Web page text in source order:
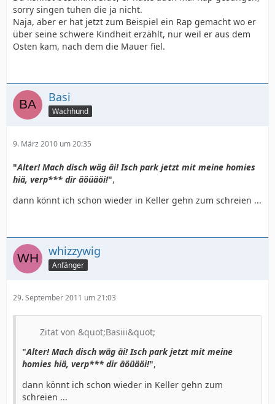
sorry singen tuhen die ja nicht.
Naja, aber er hat jetzt zum Beispiel ein Rap gemacht wo er
über seine schwere Kindheit erzählt, nur weil er aus dem
Osten kam, nach dem die Mauer fiel.
Basi
Wachhund
9. März 2010 um 20:35
"Alter! Mach disch wäg äi! Isch park jetzt mit meine homies
hiä, verp*** dir äöüäöi!",
dann könnt ich schon wieder in Keller gehn zum schreien ...
whizzywig
Anfänger
29. September 2011 um 21:03
Zitat von &quot;Basiii&quot;
"Alter! Mach disch wäg äi! Isch park jetzt mit meine
homies hiä, verp*** dir äöüäöi!",
dann könnt ich schon wieder in Keller gehn zum
schreien ...